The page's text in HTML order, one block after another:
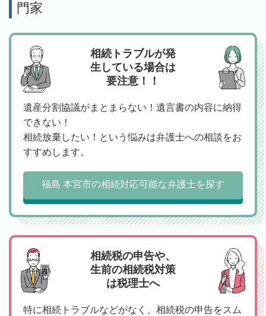
門家
相続トラブルが発
生している場合は
要注意！！
遺産分割協議がまとまらない！遺言書の内容に納得
できない！
相続放棄したい！という悩みは弁護士への相談をお
すすめします。
福島 本宮市の相続対応可能な弁護士を探す
相続税の申告や、
生前の相続税対策
は税理士へ
特に相続トラブルなどがなく、相続税の申告をスム